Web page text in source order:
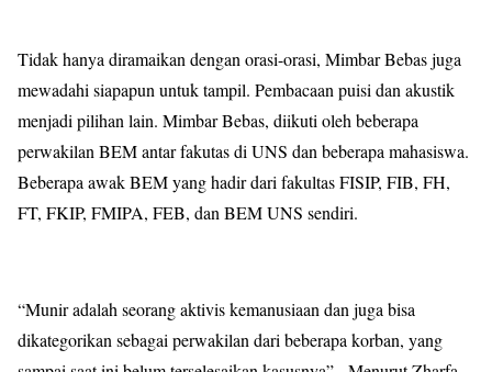
Tidak hanya diramaikan dengan orasi-orasi, Mimbar Bebas juga
mewadahi siapapun untuk tampil. Pembacaan puisi dan akustik
menjadi pilihan lain. Mimbar Bebas, diikuti oleh beberapa
perwakilan BEM antar fakutas di UNS dan beberapa mahasiswa.
Beberapa awak BEM yang hadir dari fakultas FISIP, FIB, FH,
FT, FKIP, FMIPA, FEB, dan BEM UNS sendiri.
“Munir adalah seorang aktivis kemanusiaan dan juga bisa
dikategorikan sebagai perwakilan dari beberapa korban, yang